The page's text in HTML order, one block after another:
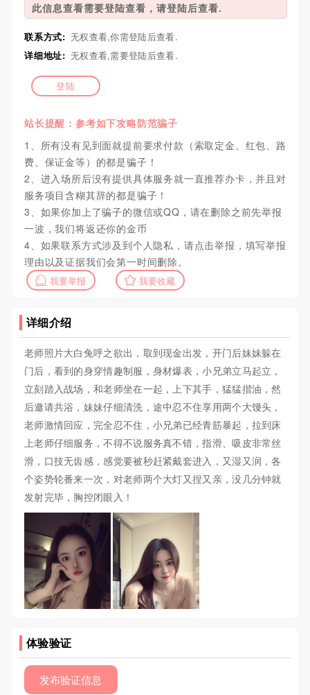
此信息查看需要登陆查看，请登陆后查看.
联系方式: 无权查看,你需登陆后查看.
详细地址: 无权查看,需要登陆后查看.
登陆
站长提醒：参考如下攻略防范骗子
1、所有没有见到面就提前要求付款（索取定金、红包、路
费、保证金等）的都是骗子！
2、进入场所后没有提供具体服务就一直推荐办卡，并且对
服务项目含糊其辞的都是骗子！
3、如果你加上了骗子的微信或QQ，请在删除之前先举报
一波，我们将返还你的金币
4、如果联系方式涉及到个人隐私，请点击举报，填写举报
理由以及证据我们会第一时间删除。
我要举报 我要收藏
详细介绍
老师照片大白兔呼之欲出，取到现金出发，开门后妹妹躲在
门后，看到的身穿情趣制服，身材爆表，小兄弟立马起立，
立刻踏入战场，和老师坐在一起，上下其手，猛猛揩油，然
后邀请共浴，妹妹仔细清洗，途中忍不住享用两个大馒头，
老师激情回应，完全忍不住，小兄弟已经青筋暴起，拉到床
上老师仔细服务，不得不说服务真不错，指滑、吸皮非常丝
滑，口技无齿感，感觉要被秒赶紧戴套进入，又湿又润，各
个姿势轮番来一次，对老师两个大灯又捏又亲，没几分钟就
发射完毕，胸控闭眼入！
体验验证
发布验证信息